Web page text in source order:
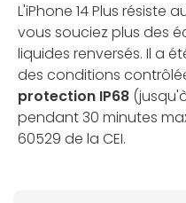
L'iPhone 14 Plus résiste
vous souciez plus des
liquides renversés. Il a
des conditions
protection IP68
pendant 30 minutes
60529 de la CEI.